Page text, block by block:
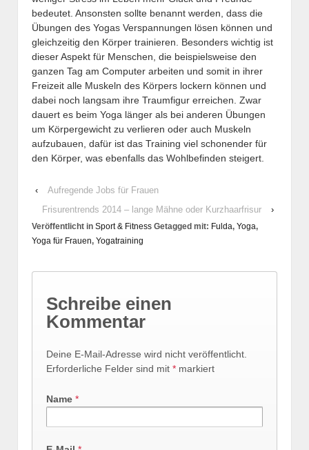
bedeutet. Ansonsten sollte benannt werden, dass die
Übungen des Yogas Verspannungen lösen können und
gleichzeitig den Körper trainieren. Besonders wichtig ist
dieser Aspekt für Menschen, die beispielsweise den
ganzen Tag am Computer arbeiten und somit in ihrer
Freizeit alle Muskeln des Körpers lockern können und
dabei noch langsam ihre Traumfigur erreichen. Zwar
dauert es beim Yoga länger als bei anderen Übungen
um Körpergewicht zu verlieren oder auch Muskeln
aufzubauen, dafür ist das Training viel schonender für
den Körper, was ebenfalls das Wohlbefinden steigert.
‹
Aufregende Jobs für Frauen
Frisurentrends 2014 – lange Mähne oder Kurzhaarfrisur
›
Veröffentlicht in Sport & Fitness Getagged mit: Fulda, Yoga,
Yoga für Frauen, Yogatraining
Schreibe einen
Kommentar
Deine E-Mail-Adresse wird nicht veröffentlicht.
Erforderliche Felder sind mit * markiert
Name *